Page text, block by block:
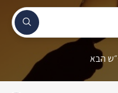
הבא